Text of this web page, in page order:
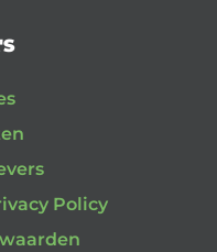
Policy